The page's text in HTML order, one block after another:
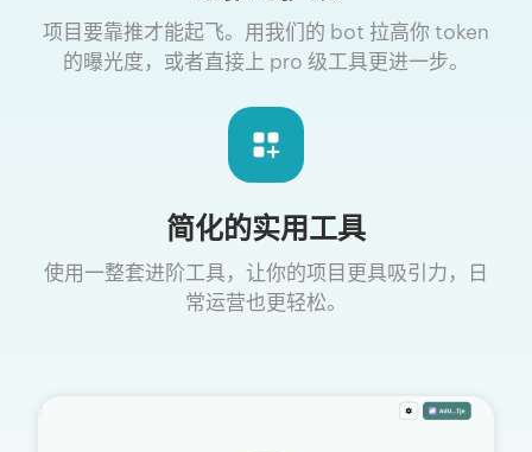
项目要靠推才能起飞。用我们的 bot 拉高你 token
的曝光度，或者直接上 pro 级工具更进一步。
简化的实用工具
使用一整套进阶工具，让你的项目更具吸引力，日
常运营也更轻松。